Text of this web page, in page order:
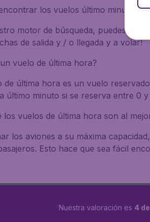
los vuelos último minuto a
motor de búsqueda, puedes
de salida y / o llegada y a volar!
vuelo de última hora?
de última hora es un vuelo
último minuto si se reserva entre 0
los vuelos de última hora son al
los aviones a su máxima
Esto hace que sea fácil
Nuestra valoración es 4